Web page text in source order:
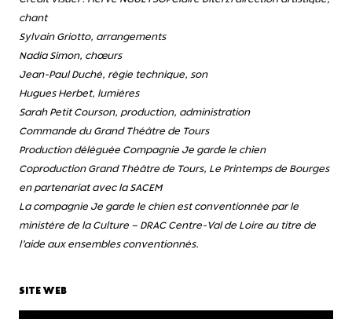
chant
Sylvain Griotto, arrangements
Nadia Simon, chœurs
Jean-Paul Duché, régie technique, son
Hugues Herbet, lumières
Sarah Petit Courson, production, administration
Commande du Grand Théâtre de Tours
Production déléguée Compagnie Je garde le chien
Coproduction Grand Théâtre de Tours, Le Printemps de Bourges
en partenariat avec la SACEM
La compagnie Je garde le chien est conventionnée par le
ministère de la Culture – DRAC Centre-Val de Loire au titre de
l’aide aux ensembles conventionnés.
SITE WEB